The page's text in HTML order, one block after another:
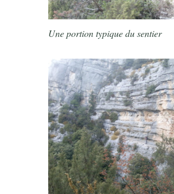
Une portion typique du sentier